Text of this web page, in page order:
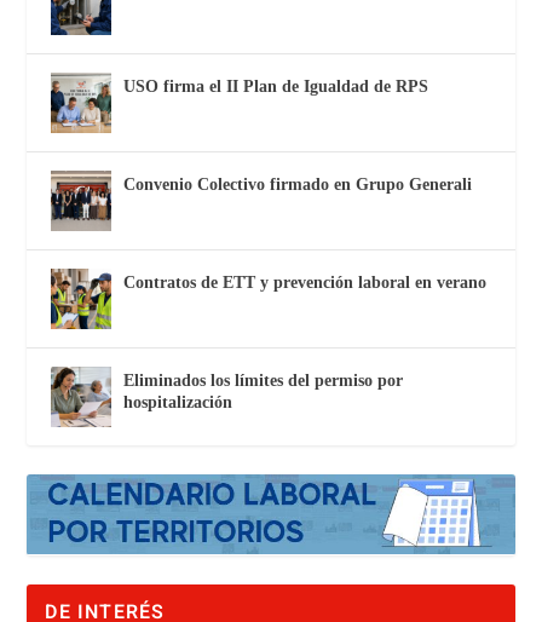
USO firma el II Plan de Igualdad de RPS
Convenio Colectivo firmado en Grupo Generali
Contratos de ETT y prevención laboral en verano
Eliminados los límites del permiso por
hospitalización
DE INTERÉS